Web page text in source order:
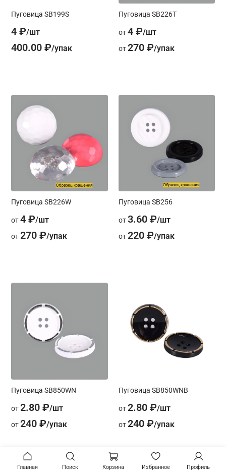
Пуговица SB199S
4 ₽
400.00 ₽
Пуговица SB226T
от 4 ₽
от 270 ₽
Пуговица SB226W
от4 ₽
от270 ₽
Пуговица SB256
от 3.60 ₽
от 220 ₽
Пуговица SB850WN
от2.80 ₽
от240 ₽
Пуговица SB850WNB
от 2.80 ₽
от 240 ₽
Главная Поиск Корзина Избранное Профиль